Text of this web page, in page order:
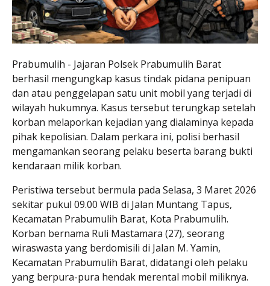
Prabumulih - Jajaran Polsek Prabumulih Barat
berhasil mengungkap kasus tindak pidana penipuan
dan atau penggelapan satu unit mobil yang terjadi di
wilayah hukumnya. Kasus tersebut terungkap setelah
korban melaporkan kejadian yang dialaminya kepada
pihak kepolisian. Dalam perkara ini, polisi berhasil
mengamankan seorang pelaku beserta barang bukti
kendaraan milik korban.
Peristiwa tersebut bermula pada Selasa, 3 Maret 2026
sekitar pukul 09.00 WIB di Jalan Muntang Tapus,
Kecamatan Prabumulih Barat, Kota Prabumulih.
Korban bernama Ruli Mastamara (27), seorang
wiraswasta yang berdomisili di Jalan M. Yamin,
Kecamatan Prabumulih Barat, didatangi oleh pelaku
yang berpura-pura hendak merental mobil miliknya.